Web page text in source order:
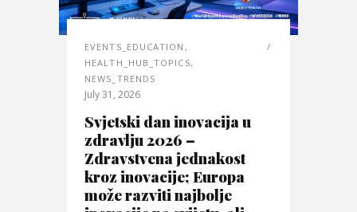
EVENTS_EDUCATION ,
HEALTH_HUB_TOPICS,
NEWS_TRENDS
July 31, 2026
Svjetski dan inovacija u
zdravlju 2026 –
Zdravstvena jednakost
kroz inovacije; Europa
može razviti najbolje